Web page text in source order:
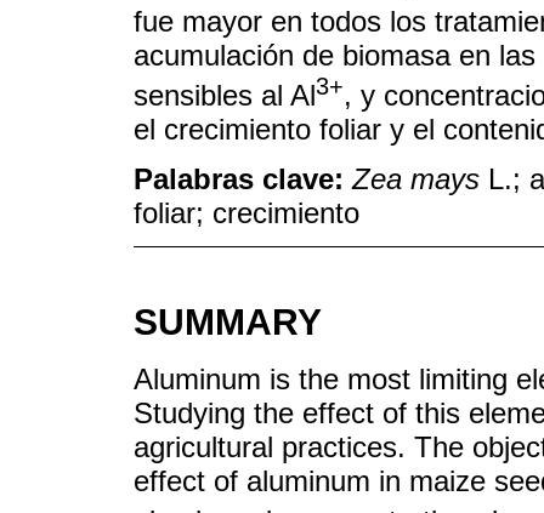
fue mayor en todos los
acumulación de biomasa en
sensibles al Al3+, y
el crecimiento foliar y el
Palabras clave:Zea mays L.;
foliar; crecimiento
SUMMARY
Aluminum is the most limiting
Studying the effect of this
agricultural practices. The
effect of aluminum in maize